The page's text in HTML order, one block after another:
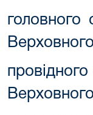
головного